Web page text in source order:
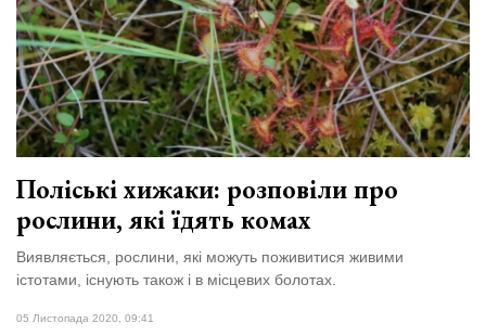
Поліські хижаки: розповіли про
рослини, які їдять комах
Виявляється, рослини, які можуть поживитися живими
істотами, існують також і в місцевих болотах.
05 Листопада 2020, 09:41